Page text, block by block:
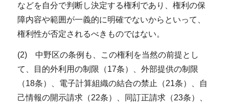
などを自分で判断し決定する権利であり、権利の保
障内容や範囲が一義的に明確でないからといって、
権利性が否定されるべきものではない。
(2) 中野区の条例も、この権利を当然の前提とし
て、目的外利用の制限（17条）、外部提供の制限
（18条）、電子計算組織の結合の禁止（21条）、自
己情報の開示請求（22条）、同訂正請求（23条）、